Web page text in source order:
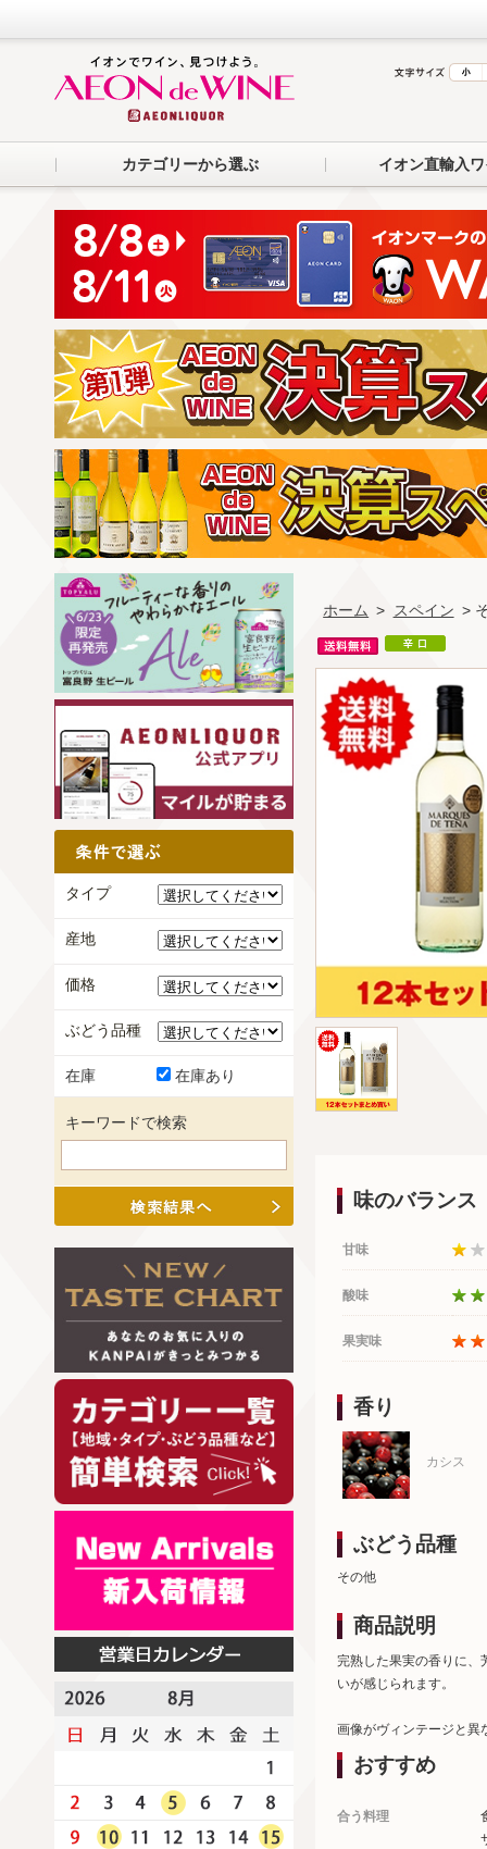
カテゴリーから選ぶ イオン直輸入
ホーム > スペイン >
味のバランス
甘味
酸味
果実味
香り
カシス
ぶどう品種
その他
商品説明
完熟した果実の香りに、
いが感じられます。
画像がヴィンテージと異
おすすめ
合う料理
タイプ
産地
価格
ぶどう品種
在庫 在庫あり
キーワードで検索